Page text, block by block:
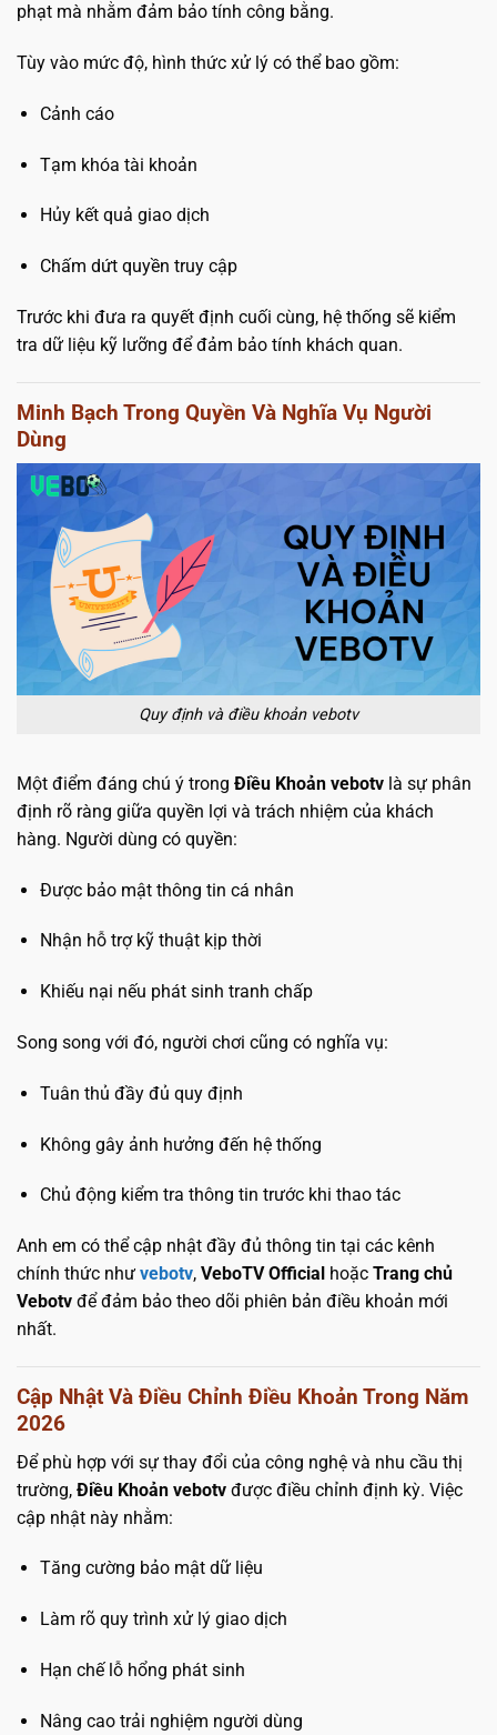
phạt mà nhằm đảm bảo tính công bằng.
Tùy vào mức độ, hình thức xử lý có thể bao gồm:
Cảnh cáo
Tạm khóa tài khoản
Hủy kết quả giao dịch
Chấm dứt quyền truy cập
Trước khi đưa ra quyết định cuối cùng, hệ thống sẽ kiểm
tra dữ liệu kỹ lưỡng để đảm bảo tính khách quan.
Minh Bạch Trong Quyền Và Nghĩa Vụ Người
Dùng
Quy định và điều khoản vebotv
Một điểm đáng chú ý trong Điều Khoản vebotv là sự phân
định rõ ràng giữa quyền lợi và trách nhiệm của khách
hàng. Người dùng có quyền:
Được bảo mật thông tin cá nhân
Nhận hỗ trợ kỹ thuật kịp thời
Khiếu nại nếu phát sinh tranh chấp
Song song với đó, người chơi cũng có nghĩa vụ:
Tuân thủ đầy đủ quy định
Không gây ảnh hưởng đến hệ thống
Chủ động kiểm tra thông tin trước khi thao tác
Anh em có thể cập nhật đầy đủ thông tin tại các kênh
chính thức như vebotv, VeboTV Official hoặc Trang chủ
Vebotv để đảm bảo theo dõi phiên bản điều khoản mới
nhất.
Cập Nhật Và Điều Chỉnh Điều Khoản Trong Năm
2026
Để phù hợp với sự thay đổi của công nghệ và nhu cầu thị
trường, Điều Khoản vebotv được điều chỉnh định kỳ. Việc
cập nhật này nhằm:
Tăng cường bảo mật dữ liệu
Làm rõ quy trình xử lý giao dịch
Hạn chế lỗ hổng phát sinh
Nâng cao trải nghiệm người dùng